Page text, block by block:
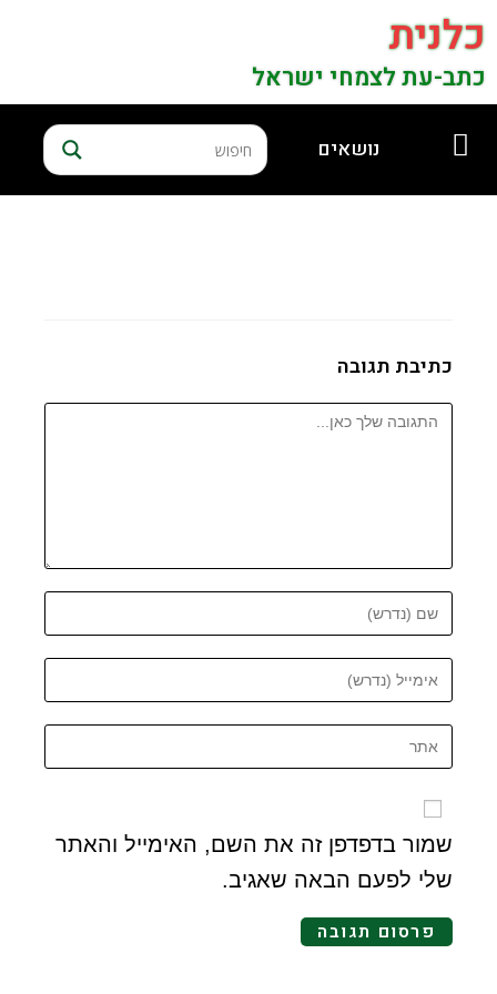
כלנית
כתב-עת לצמחי ישראל
נושאים
כתיבת תגובה
שמור בדפדפן זה את השם, האימייל והאתר
שלי לפעם הבאה שאגיב.